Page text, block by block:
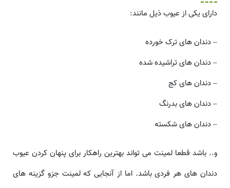
دارای یکی از عیوب ذیل مانند:
– دندان های ترک خورده
– دندان های تراشیده شده
– دندان های کج
– دندان های بدرنگ
– دندان های شکسته
و.. باشد قطعا لمینت می تواند بهترین راهکار برای پنهان کردن عیوب
دندان های هر فردی باشد. اما از آنجایی که لمینت جزو گزینه های